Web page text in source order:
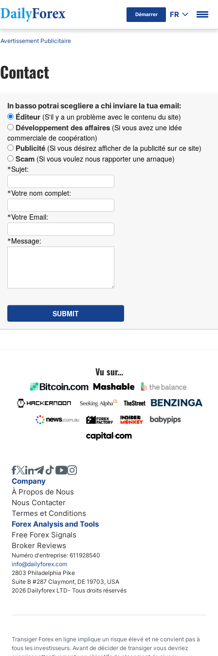
Démarrer FR
Avertissement Publicitaire
Contact
In basso potrai scegliere a chi inviare la tua email:
Éditeur (S'il y a un problème avec le contenu du site)
Développement des affaires (Si vous avez une idée
commerciale de coopération)
Publicité (Si vous désirez afficher de la publicité sur ce site)
Scam (Si vous voulez nous rapporter une arnaque)
*Sujet:
*Votre nom complet:
*Votre Email:
*Message:
Vu sur...
Numéro d'entreprise: 611928540
info@dailyforex.com
2803 Philadelphia Pike
Suite B #287 Claymont, DE 19703, USA
2026 Dailyforex LTD- Tous droits réservés
Company
À Propos de Nous
Nous Contacter
Termes et Conditions
Forex Analysis and Tools
Free Forex Signals
Broker Reviews
Transiger Forex en ligne implique un risque élevé et ne convient pas à
tous les investisseurs. Avant de décider de transiger vous devriez